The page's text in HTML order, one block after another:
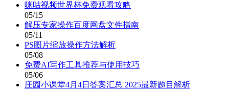
咪咕视频世界杯免费观看攻略
05/15
解压专家操作百度网盘文件指南
05/11
PS图片缩放操作方法解析
05/08
免费AI写作工具推荐与使用技巧
05/06
庄园小课堂4月4日答案汇总 2025最新题目解析